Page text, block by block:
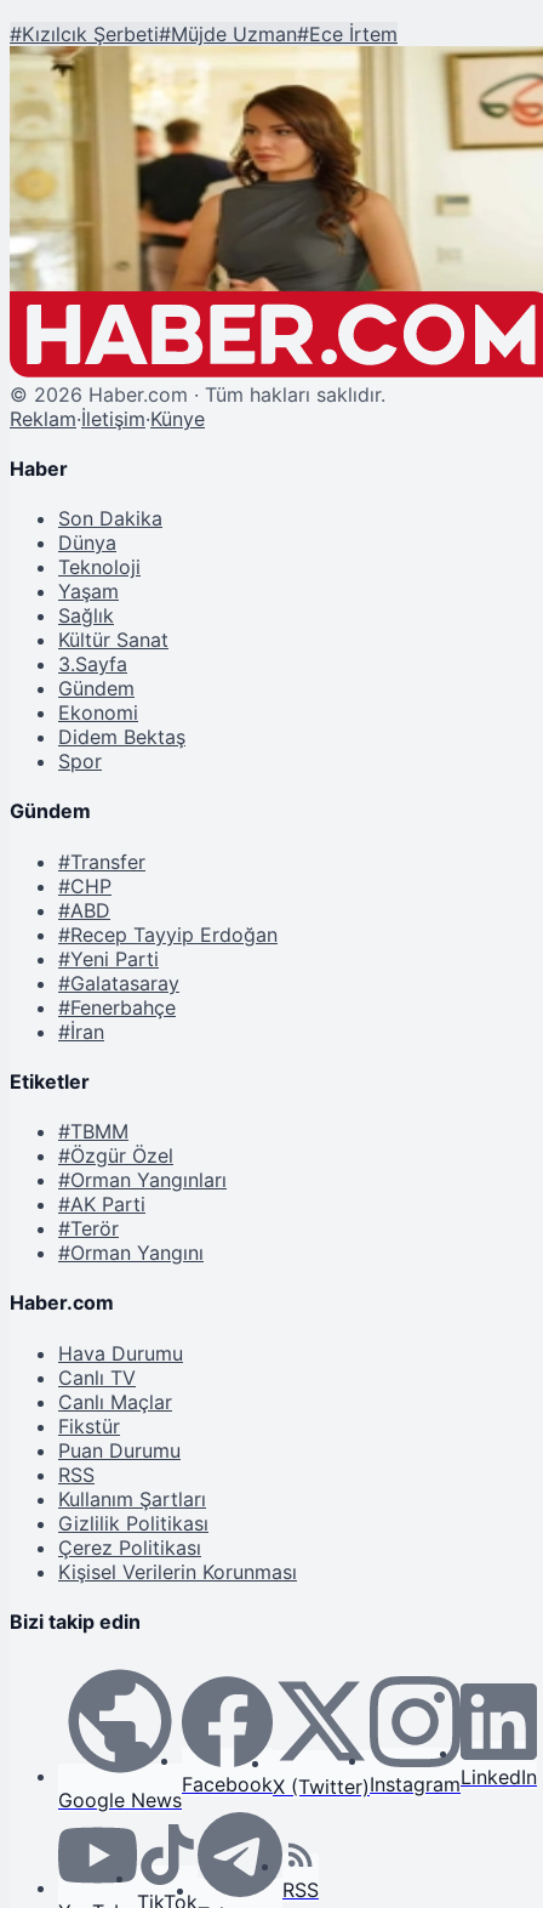
#Kızılcık Şerbeti#Müjde Uzman#Ece İrtem
Şu An Okunan
Kızılcık Şerbeti Işıl'ın Sevgilisi Leo Geliyor! Murat Balcı Diziye Konuk Oluyor
© 2026 Haber.com · Tüm hakları saklıdır.
Reklam·İletişim·Künye
Haber
Son Dakika
Dünya
Teknoloji
Yaşam
Sağlık
Kültür Sanat
3.Sayfa
Gündem
Ekonomi
Didem Bektaş
Spor
Gündem
#Transfer
#CHP
#ABD
#Recep Tayyip Erdoğan
#Yeni Parti
#Galatasaray
#Fenerbahçe
#İran
Etiketler
#TBMM
#Özgür Özel
#Orman Yangınları
#AK Parti
#Terör
#Orman Yangını
Haber.com
Hava Durumu
Canlı TV
Canlı Maçlar
Fikstür
Puan Durumu
RSS
Kullanım Şartları
Gizlilik Politikası
Çerez Politikası
Kişisel Verilerin Korunması
Bizi takip edin
Google News
FacebookX (Twitter)InstagramLinkedIn
TikTok RSS